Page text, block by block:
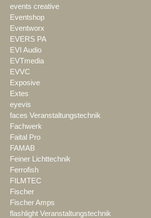
events creative
Eventshop
Eventworx
EVERS PA
EVI Audio
EVTmedia
EVVC
Exposive
Extes
eyevis
faces Veranstaltungstechnik
Fachwerk
Faital Pro
FAMAB
Feiner Lichttechnik
Ferrofish
FILMTEC
Fischer
Fischer Amps
flashlight Veranstaltungstechnik